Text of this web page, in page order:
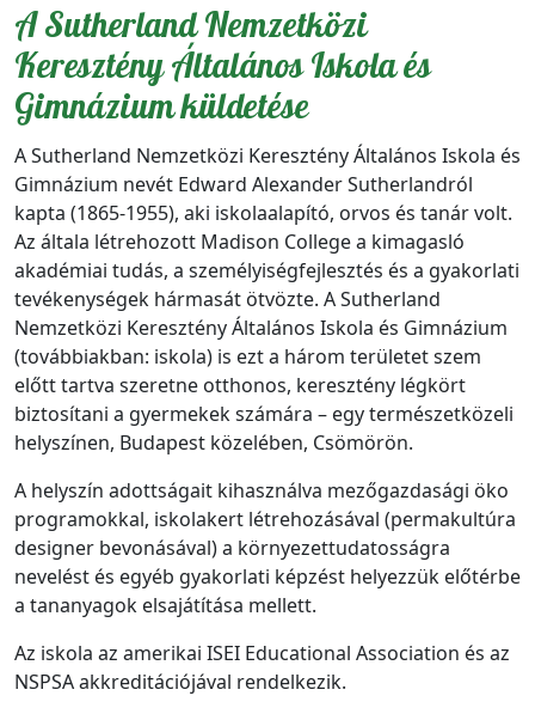
A Sutherland Nemzetközi
Keresztény Általános Iskola és
Gimnázium küldetése
A Sutherland Nemzetközi Keresztény Általános Iskola és
Gimnázium nevét Edward Alexander Sutherlandról
kapta (1865-1955), aki iskolaalapító, orvos és tanár volt.
Az általa létrehozott Madison College a kimagasló
akadémiai tudás, a személyiségfejlesztés és a gyakorlati
tevékenységek hármasát ötvözte. A Sutherland
Nemzetközi Keresztény Általános Iskola és Gimnázium
(továbbiakban: iskola) is ezt a három területet szem
előtt tartva szeretne otthonos, keresztény légkört
biztosítani a gyermekek számára – egy természetközeli
helyszínen, Budapest közelében, Csömörön.
A helyszín adottságait kihasználva mezőgazdasági öko
programokkal, iskolakert létrehozásával (permakultúra
designer bevonásával) a környezettudatosságra
nevelést és egyéb gyakorlati képzést helyezzük előtérbe
a tananyagok elsajátítása mellett.
Az iskola az amerikai ISEI Educational Association és az
NSPSA akkreditációjával rendelkezik.